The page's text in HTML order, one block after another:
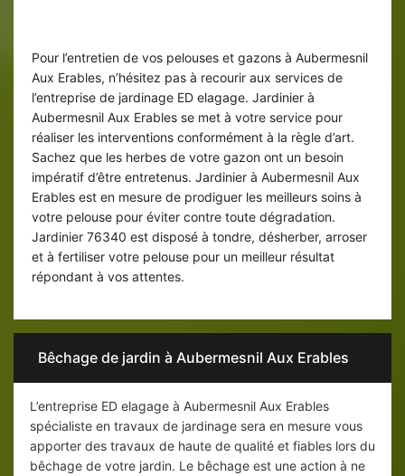
Pour l’entretien de vos pelouses et gazons à Aubermesnil
Aux Erables, n’hésitez pas à recourir aux services de
l’entreprise de jardinage ED elagage. Jardinier à
Aubermesnil Aux Erables se met à votre service pour
réaliser les interventions conformément à la règle d’art.
Sachez que les herbes de votre gazon ont un besoin
impératif d’être entretenus. Jardinier à Aubermesnil Aux
Erables est en mesure de prodiguer les meilleurs soins à
votre pelouse pour éviter contre toute dégradation.
Jardinier 76340 est disposé à tondre, désherber, arroser
et à fertiliser votre pelouse pour un meilleur résultat
répondant à vos attentes.
Bêchage de jardin à Aubermesnil Aux Erables
L’entreprise ED elagage à Aubermesnil Aux Erables
spécialiste en travaux de jardinage sera en mesure vous
apporter des travaux de haute de qualité et fiables lors du
bêchage de votre jardin. Le bêchage est une action à ne